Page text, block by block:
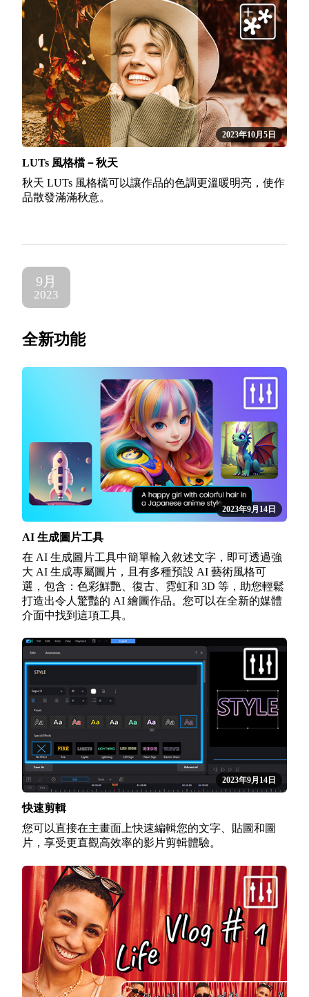
2023年10月5日
LUTs 風格檔－秋天
秋天 LUTs 風格檔可以讓作品的色調更溫暖明亮，使作
品散發滿滿秋意。
9月
2023
全新功能
2023年9月14日
AI 生成圖片工具
在 AI 生成圖片工具中簡單輸入敘述文字，即可透過強
大 AI 生成專屬圖片，且有多種預設 AI 藝術風格可
選，包含：色彩鮮艷、復古、霓虹和 3D 等，助您輕鬆
打造出令人驚豔的 AI 繪圖作品。您可以在全新的媒體
介面中找到這項工具。
2023年9月14日
快速剪輯
您可以直接在主畫面上快速編輯您的文字、貼圖和圖
片，享受更直觀高效率的影片剪輯體驗。